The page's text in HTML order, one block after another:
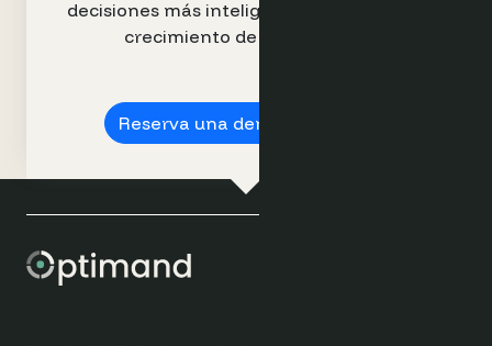
decisiones más inteligentes e impulsar el
crecimiento de los ingresos.
Reserva una demostración ➔